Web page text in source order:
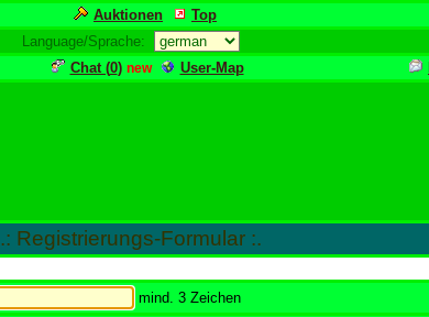
Auktionen Top
Language/Sprache:
Chat (0) new User-Map
.: Registrierungs-Formular :.
mind. 3 Zeichen